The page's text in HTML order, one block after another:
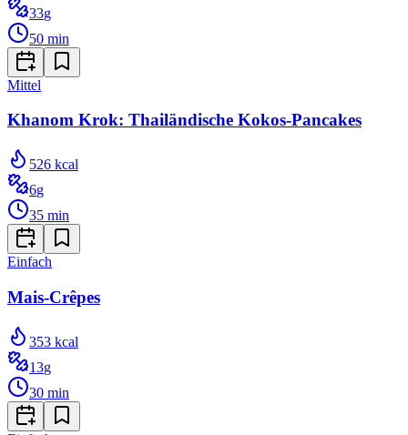
33g
50 min
Mittel
Khanom Krok: Thailändische Kokos-Pancakes
526 kcal
6g
35 min
Einfach
Mais-Crêpes
353 kcal
13g
30 min